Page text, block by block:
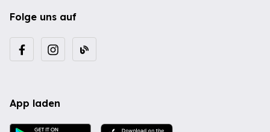
Folge uns auf
App laden